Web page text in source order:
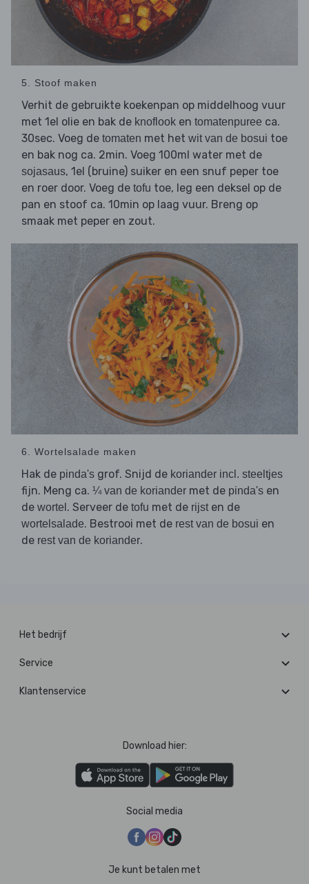
5. Stoof maken
Verhit de gebruikte koekenpan op middelhoog vuur
met 1el olie en bak de knoflook en tomatenpuree ca.
30sec. Voeg de tomaten met het wit van de bosui toe
en bak nog ca. 2min. Voeg 100ml water met de
sojasaus, 1el (bruine) suiker en een snuf peper toe
en roer door. Voeg de tofu toe, leg een deksel op de
pan en stoof ca. 10min op laag vuur. Breng op
smaak met peper en zout.
6. Wortelsalade maken
Hak de pinda's grof. Snijd de koriander incl. steeltjes
fijn. Meng ca. ¼ van de koriander met de pinda's en
de wortel . Serveer de tofu met de rijsten de
wortelsalade. Bestrooi met de rest van de bosui en
de rest van de koriander.
Het bedrijf
Service
Klantenservice
Download hier:
Social media
Je kunt betalen met